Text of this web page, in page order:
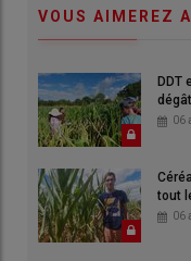
VOUS AIMEREZ
DDT
06
tout
06